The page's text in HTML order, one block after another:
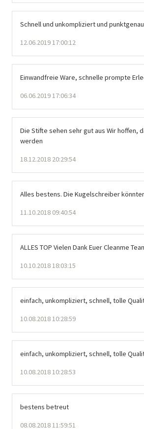
Schnell und unkompliziert und
12.06.2019 17:00:12
Einwandfreie Ware, schnelle prompte
06.06.2019 17:06:34
Die Stifte sehen sehr gut aus Wir hoffen,
werden
18.12.2018 20:29:54
Alles bestens. Die Kugelschreiber
11.10.2018 09:40:54
ALLES TOP Vielen Dank Euer Cleanme
10.10.2018 18:03:15
einfach, unkompliziert, schnell, tolle
10.08.2018 10:28:59
einfach, unkompliziert, schnell, tolle
10.08.2018 10:28:53
bestens betreut
08.08.2018 11:59:51